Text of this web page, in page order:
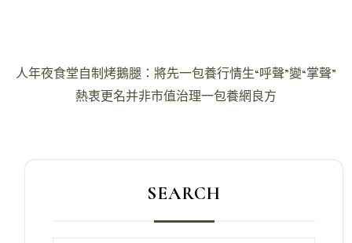
文
人年夜食堂自制烤鵝腿：將先一包養行情生“呼聲”變“掌聲”
熱衷更名并非市值治理一包養網良方
SEARCH